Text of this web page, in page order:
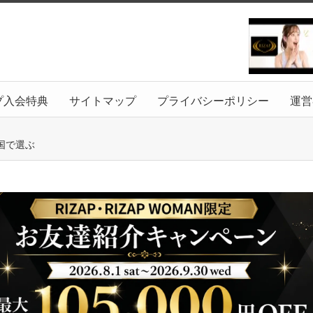
入会特典 サイトマップ プライバシーポリシー 運
で選ぶ